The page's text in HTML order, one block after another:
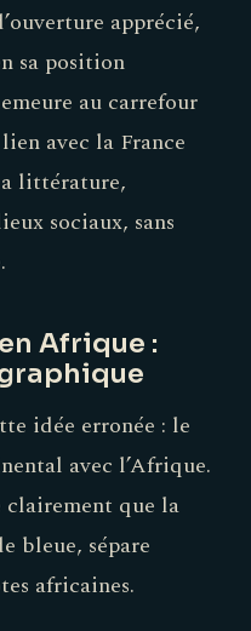
apprécié,
sa position
au carrefour
avec la France
littérature,
sociaux, sans
Afrique :
idée erronée : le
avec l’Afrique.
clairement que la
bleue, sépare
africaines.